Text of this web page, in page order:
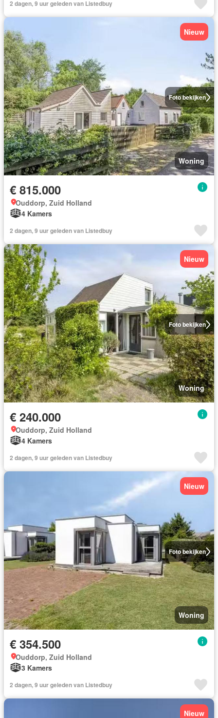
2 dagen, 9 uur geleden van Listedbuy
Foto bekijken
Nieuw
Woning
€ 815.000
Ouddorp, Zuid Holland
4 Kamers
2 dagen, 9 uur geleden van Listedbuy
Foto bekijken
Nieuw
Woning
€ 240.000
Ouddorp, Zuid Holland
4 Kamers
2 dagen, 9 uur geleden van Listedbuy
Foto bekijken
Nieuw
Woning
€ 354.500
Ouddorp, Zuid Holland
3 Kamers
2 dagen, 9 uur geleden van Listedbuy
Nieuw